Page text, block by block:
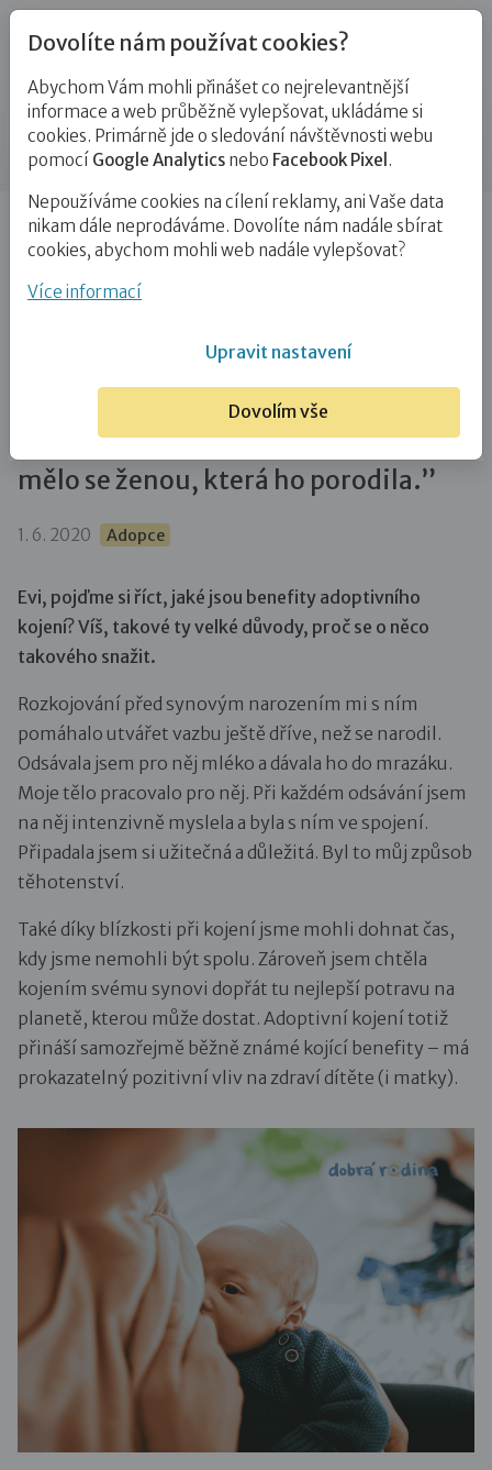
Blog
Příspěvek
Úvod Blog Adopce
O adoptivním kojení s laktační
poradkyní Evou Laurinovou: ,,Kojení je…
O adoptivním kojení s laktační
je pro adoptované miminko léčivé,
pomáhá těmto dětem zahojit zranění
způsobená ztrátou vazby, kterou
mělo se ženou, která ho porodila.”
1. 6. 2020 Adopce
Evi, pojďme si říct, jaké jsou benefity adoptivního
kojení? Víš, takové ty velké důvody, proč se o něco
takového snažit.
Rozkojování před synovým narozením mi s ním
pomáhalo utvářet vazbu ještě dříve, než se narodil.
Odsávala jsem pro něj mléko a dávala ho do mrazáku.
Moje tělo pracovalo pro něj. Při každém odsávání jsem
na něj intenzivně myslela a byla s ním ve spojení.
Připadala jsem si užitečná a důležitá. Byl to můj způsob
těhotenství.
Také díky blízkosti při kojení jsme mohli dohnat čas,
kdy jsme nemohli být spolu. Zároveň jsem chtěla
kojením svému synovi dopřát tu nejlepší potravu na
planetě, kterou může dostat. Adoptivní kojení totiž
přináší samozřejmě běžně známé kojící benefity – má
prokazatelný pozitivní vliv na zdraví dítěte (i matky).
Dovolíte nám používat cookies?
Abychom Vám mohli přinášet co nejrelevantnější
informace a web průběžně vylepšovat, ukládáme si
cookies. Primárně jde o sledování návštěvnosti webu
pomocí Google Analytics nebo Facebook Pixel .
Nepoužíváme cookies na cílení reklamy, ani Vaše data
nikam dále neprodáváme. Dovolíte nám nadále sbírat
cookies, abychom mohli web nadále vylepšovat?
Více informací
Upravit nastavení
Dovolím vše